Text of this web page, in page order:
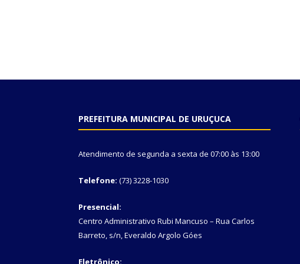
PREFEITURA MUNICIPAL DE URUÇUCA
Atendimento de segunda a sexta de 07:00 às 13:00
Telefone: (73) 3228-1030
Presencial:
Centro Administrativo Rubi Mancuso – Rua Carlos
Barreto, s/n, Everaldo Argolo Góes
Eletrônico: